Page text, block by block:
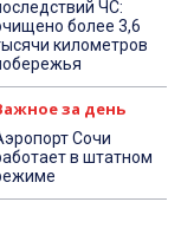
ЧС:
более 3,6
километров
за день
Сочи
в штатном